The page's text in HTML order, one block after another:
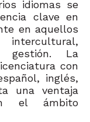
idiomas se
clave en
en aquellos
intercultural,
gestión. La
con
inglés,
una ventaja
el ámbito